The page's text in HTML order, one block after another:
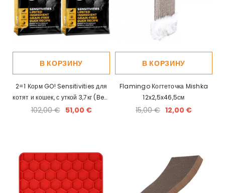
В КОРЗИНУ
2=1 Корм GO! Sensitivities для
котят и кошек, с уткой 3,7кг (Best
before 21/08/2025)
102,00 € 51,00 €
В КОРЗИНУ
Flamingo Когтеточка Mishka
12x2,5x46,5см
15,00 € 12,00 €